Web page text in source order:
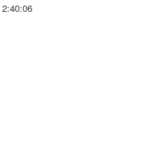
2:40:06